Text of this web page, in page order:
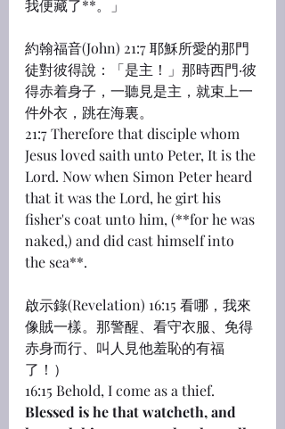
我便藏了**。」
約翰福音(John) 21:7 耶穌所愛的那門
徒對彼得說：「是主！」那時西門‧彼
得赤着身子，一聽見是主，就束上一
件外衣，跳在海裏。
21:7 Therefore that disciple whom
Jesus loved saith unto Peter, It is the
Lord. Now when Simon Peter heard
that it was the Lord, he girt his
fisher's coat unto him, (**for he was
naked,) and did cast himself into
the sea**.
啟示錄(Revelation) 16:15 看哪，我來
像賊一樣。那警醒、看守衣服、免得
赤身而行、叫人見他羞恥的有福
了！）
16:15 Behold, I come as a thief.
Blessed is he that watcheth, and